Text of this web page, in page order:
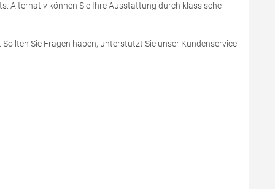
Alternativ können Sie Ihre Ausstattung durch klassische
Sie Fragen haben, unterstützt Sie unser Kundenservice